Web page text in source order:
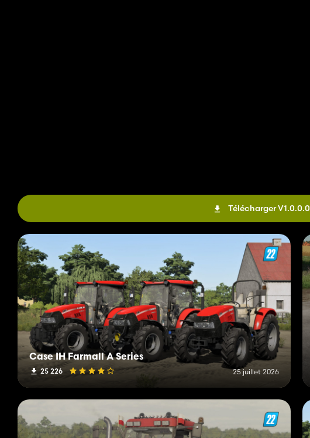
Télécharger V1.0.0.0
Case IH Farmall A Series
25 226 25 juillet 2026